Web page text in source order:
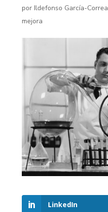
por Ildefonso García-Correa
mejora
LinkedIn